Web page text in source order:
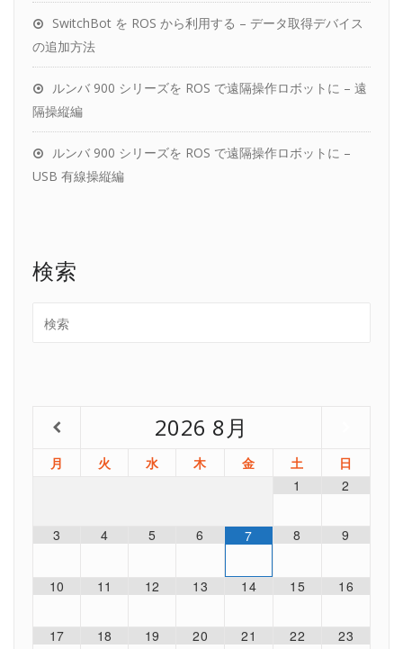
SwitchBot を ROS から利用する – データ取得デバイス
の追加方法
ルンバ 900 シリーズを ROS で遠隔操作ロボットに – 遠
隔操縦編
ルンバ 900 シリーズを ROS で遠隔操作ロボットに –
USB 有線操縦編
検索
2026 8月
月 火 水 木 金 土
日
1
2
3 4 5 6 7 8 9
10 11 12 13 14 15 16
17 18 19 20 21 22 23